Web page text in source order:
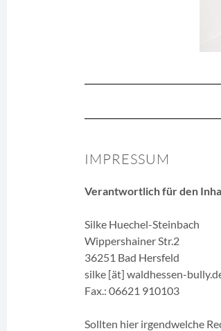
IMPRESSUM
Verantwortlich für den
Silke Huechel-Steinbach
Wippershainer Str.2
36251 Bad Hersfeld
silke [ät] waldhessen-
Fax.: 06621 910103
Sollten hier irgendwelche